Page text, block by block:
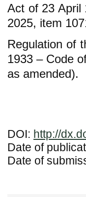
Act of 23 April
2025, item
Regulation of
1933 – Code
as amended).
DOI: http://
Date of
Date of